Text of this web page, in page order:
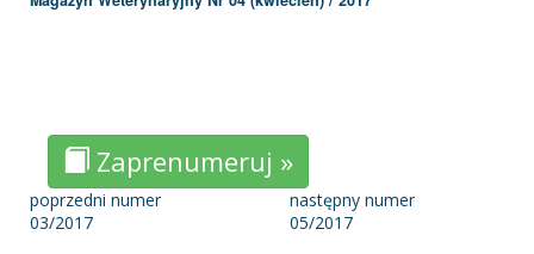
Zaprenumeruj »
poprzedni numer
03/2017
następny numer
05/2017